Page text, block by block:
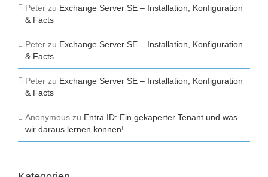
Peter zu Exchange Server SE – Installation, Konfiguration
& Facts
Peter zu Exchange Server SE – Installation, Konfiguration
& Facts
Peter zu Exchange Server SE – Installation, Konfiguration
& Facts
Anonymous zu Entra ID: Ein gekaperter Tenant und was
wir daraus lernen können!